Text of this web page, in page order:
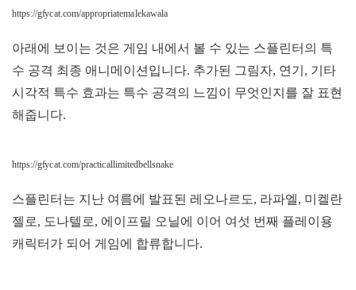
https://gfycat.com/appropriatemalekawala
아래에 보이는 것은 게임 내에서 볼 수 있는 스플린터의 특
수 공격 최종 애니메이션입니다. 추가된 그림자, 연기, 기타
시각적 특수 효과는 특수 공격의 느낌이 무엇인지를 잘 표현
해줍니다.
https://gfycat.com/practicallimitedbellsnake
스플린터는 지난 여름에 발표된 레오나르도, 라파엘, 미켈란
젤로, 도나텔로, 에이프릴 오닐에 이어 여섯 번째 플레이용
캐릭터가 되어 게임에 합류합니다.